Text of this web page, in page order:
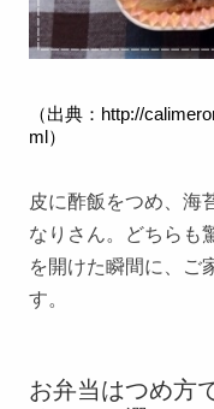
（出典： http://
ml）
皮に酢飯をつめ、海
なりさん。どちらも
を開けた瞬間に、ご
す。
お弁当はつめ方